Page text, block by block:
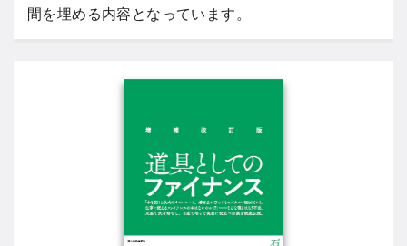
間を埋める内容となっています。